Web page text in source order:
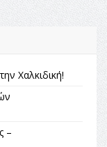
Χαλκιδική!
–